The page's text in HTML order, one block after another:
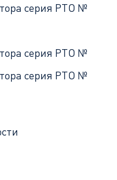
серия РТО №
серия РТО №
серия РТО №